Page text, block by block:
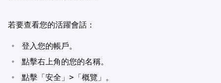
若要查看您的活躍會話：
• 登入您的帳戶。
• 點擊右上角的您的名稱。
• 點擊「安全」>「概覽」。